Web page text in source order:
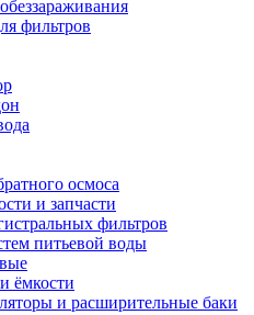
фильтров
осмоса
и запчасти
фильтров
питьевой воды
ёмкости
и расширительные баки